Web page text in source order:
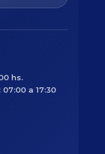
hs.
a 17:30